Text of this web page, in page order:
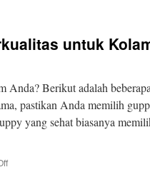
Terindah
untuk
Pemula
untuk
Anda? Berikut adalah
pastikan Anda memilih
yang sehat biasanya
on